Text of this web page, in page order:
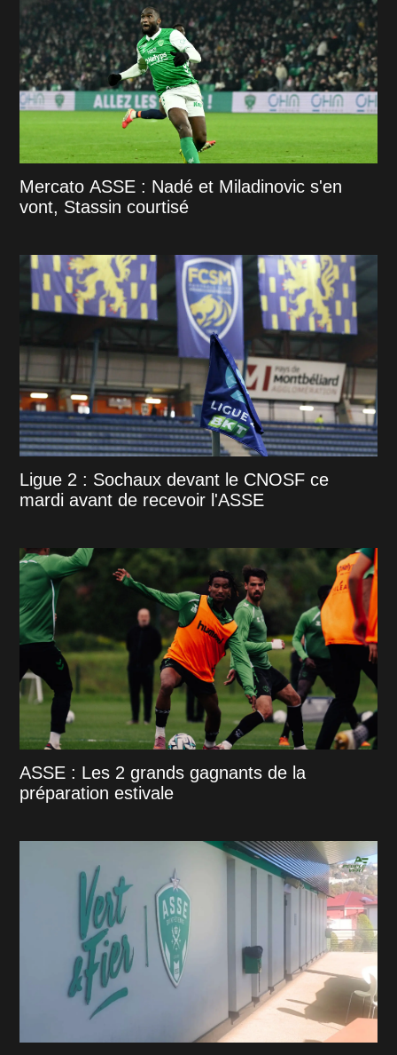
Mercato ASSE : Nadé et Miladinovic s'en
vont, Stassin courtisé
Ligue 2 : Sochaux devant le CNOSF ce
mardi avant de recevoir l'ASSE
ASSE : Les 2 grands gagnants de la
préparation estivale